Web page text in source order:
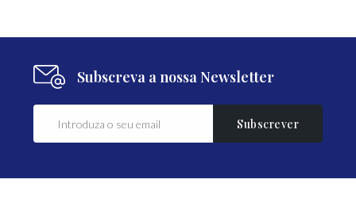
Subscreva a nossa Newsletter
Subscrever